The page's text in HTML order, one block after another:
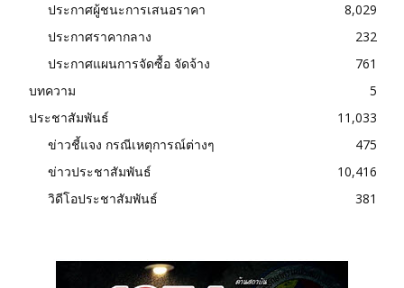
ประกาศผู้ชนะการเสนอราคา
8,029
ประกาศราคากลาง
232
ประกาศแผนการจัดซื้อ จัดจ้าง
761
บทความ
5
ประชาสัมพันธ์
11,033
ข่าวชี้แจง กรณีเหตุการณ์ต่างๆ
475
ข่าวประชาสัมพันธ์
10,416
วิดีโอประชาสัมพันธ์
381